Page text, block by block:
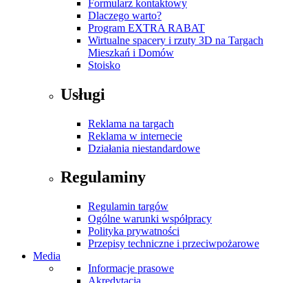
Formularz kontaktowy
Dlaczego warto?
Program EXTRA RABAT
Wirtualne spacery i rzuty 3D na Targach
Mieszkań i Domów
Stoisko
Usługi
Reklama na targach
Reklama w internecie
Działania niestandardowe
Regulaminy
Regulamin targów
Ogólne warunki współpracy
Polityka prywatności
Przepisy techniczne i przeciwpożarowe
Media
Informacje prasowe